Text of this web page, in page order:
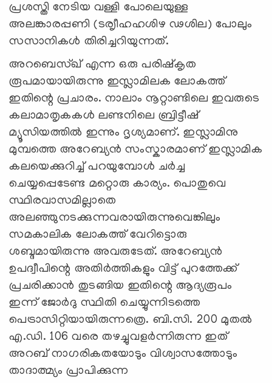
പ്രശസ്തി നേടിയ വള്ളി പോലെയുള്ള
അലങ്കാരപ്പണി (ടരൃ‍ീഹഹശിഴ ഢശില) പോലും
സസാനികൾ തിരിച്ചറിയുന്നത്‌.
അറബെസ്ഖ്‌ എന്ന ഒരു പരിഷ്കൃത
രൂപമായായിരുന്നു ഇസ്ലാമിലക ലോകത്ത്‌
ഇതിന്റെ പ്രചാരം. നാലാം നൂറ്റാണ്ടിലെ ഇവരുടെ
കലാമാതൃകകൾ ലണ്ടനിലെ ബ്രിട്ടീഷ്‌
മ്യൂസിയത്തിൽ ഇന്നും ദൃശ്യമാണ്‌. ഇസ്ലാമിനു
മുമ്പത്തെ അറേബ്യൻ സംസ്കാരമാണ്‌ ഇസ്ലാമിക
കലയെക്കുറിച്ച്‌ പറയുമ്പോൾ ചർച്ച
ചെയ്യപ്പെടേണ്ട മറ്റൊരു കാര്യം. പൊതുവെ
സ്ഥിരവാസമില്ലാതെ
അലഞ്ഞുനടക്കുന്നവരായിരുന്നുവെങ്കിലും
സമകാലിക ലോകത്ത്‌ വേറിട്ടൊരു
ശബ്ദമായിരുന്നു അവരുടേത്‌. അറേബ്യൻ
ഉപദ്വീപിന്റെ അതിർത്തികളും വിട്ട്‌ പുറത്തേക്ക്‌
പ്രചരിക്കാൻ തുടങ്ങിയ ഇതിന്റെ ആദ്യരൂപം
ഇന്ന്‌ ജോർദു സ്ഥിതി ചെയ്യുന്നിടത്തെ
പെട്രാസിറ്റിയായിരുന്നത്രെ. ബി.സി. 200 മുതൽ
എ.ഡി. 106 വരെ തഴച്ചുവളർന്നിരുന്ന ഇത്‌
അറബ്‌ നാഗരികതയോടും വിശ്വാസത്തോടും
താദാത്മ്യം പ്രാപിക്കുന്ന